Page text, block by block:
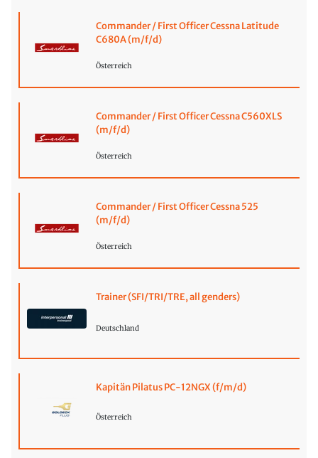
Commander / First Officer Cessna Latitude
C680A (m/f/d)
Österreich
Commander / First Officer Cessna C560XLS
(m/f/d)
Österreich
Commander / First Officer Cessna 525
(m/f/d)
Österreich
Trainer (SFI/TRI/TRE, all genders)
Deutschland
Kapitän Pilatus PC-12NGX (f/m/d)
Österreich